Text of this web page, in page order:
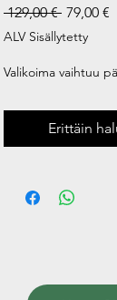
129,00 € Normaali
79,00 €
ALV Sisällytetty
Valikoima vaihtuu
Erittäin